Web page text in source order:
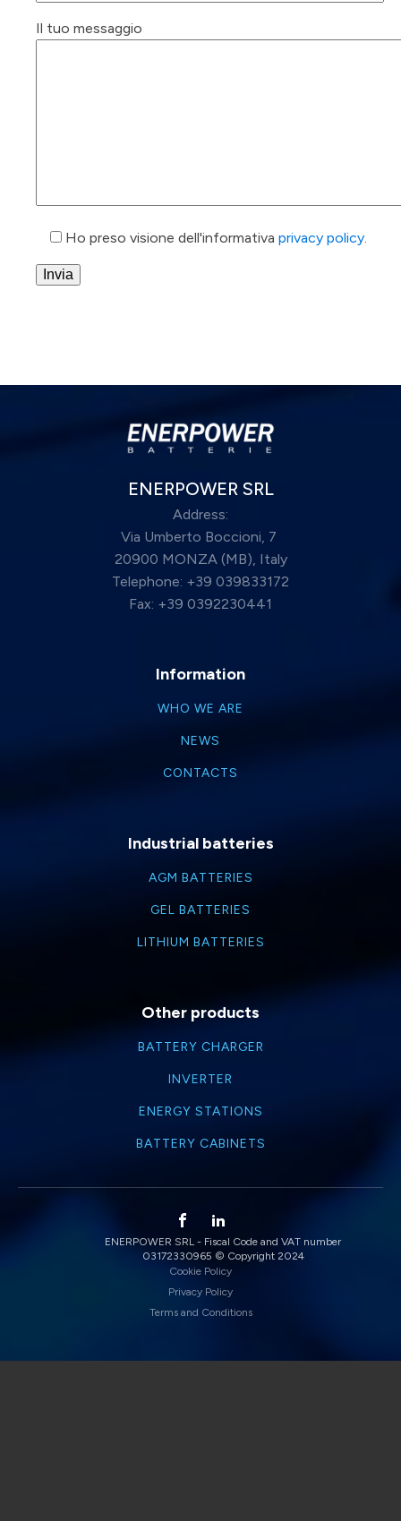
Il tuo messaggio
Ho preso visione dell'informativa privacy policy.
ENERPOWER SRL
Address:
Via Umberto Boccioni, 7
20900 MONZA (MB), Italy
Telephone: +39 039833172
Fax: +39 0392230441
Information
WHO WE ARE
NEWS
CONTACTS
Industrial batteries
AGM BATTERIES
GEL BATTERIES
LITHIUM BATTERIES
Other products
BATTERY CHARGER
INVERTER
ENERGY STATIONS
BATTERY CABINETS
ENERPOWER SRL - Fiscal Code and VAT number
03172330965 © Copyright 2024
Cookie Policy
Privacy Policy
Terms and Conditions